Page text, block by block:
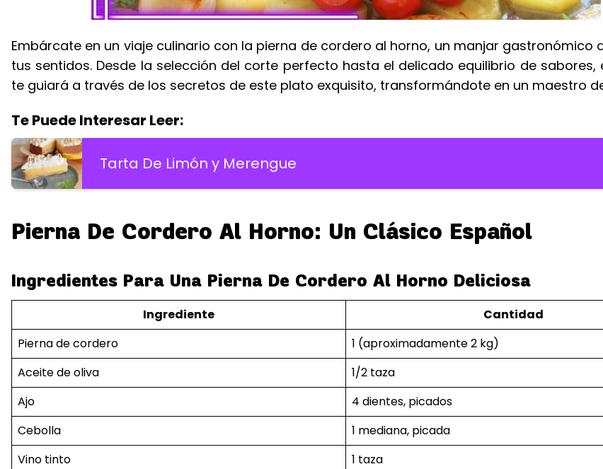
Embárcate en un viaje culinario con la pierna de cordero al horno, un manjar gastronómico
tus sentidos. Desde la selección del corte perfecto hasta el delicado equilibrio de sabores,
te guiará a través de los secretos de este plato exquisito, transformándote en un maestro
Te Puede Interesar Leer:
Tarta De Limón y Merengue
Pierna De Cordero Al Horno: Un Clásico Español
Ingredientes Para Una Pierna De Cordero Al Horno Deliciosa
Ingrediente
Cantidad
Pierna de cordero
1 (aproximadamente 2 kg)
Aceite de oliva
1/2 taza
Ajo
4 dientes, picados
Cebolla
1 mediana, picada
Vino tinto
1 taza